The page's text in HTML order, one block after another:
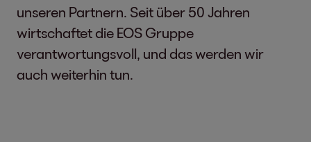
unseren Partnern. Seit über 50 Jahren
wirtschaftet die EOS Gruppe
verantwortungsvoll, und das werden wir
auch weiterhin tun.